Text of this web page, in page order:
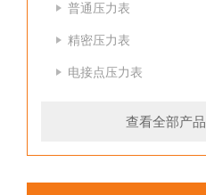
普通压力表
精密压力表
电接点压力表
查看全部产品